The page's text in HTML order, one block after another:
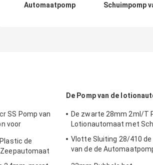
Automaatpomp
Schuimpomp
SS Pomp van
voor
de
De Pomp van de
De zwarte 28mm 2ml/T
Lotionautomaat met
Vlotte Sluiting 28/410
van de de